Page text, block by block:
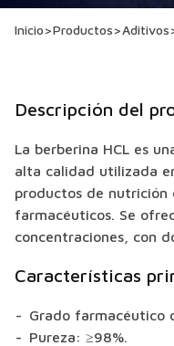
Inicio>Productos>Aditivos
Descripción del
La berberina HCL es
alta calidad utilizada
productos de nutrición
farmacéuticos. Se
concentraciones, con
Características
Grado farmacéutico
Pureza: ≥98%.